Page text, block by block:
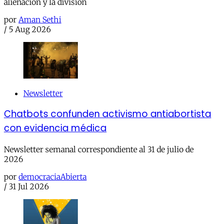
alienación y la división
por Aman Sethi
/ 5 Aug 2026
Newsletter
Chatbots confunden activismo antiabortista
con evidencia médica
Newsletter semanal correspondiente al 31 de julio de
2026
por democraciaAbierta
/ 31 Jul 2026